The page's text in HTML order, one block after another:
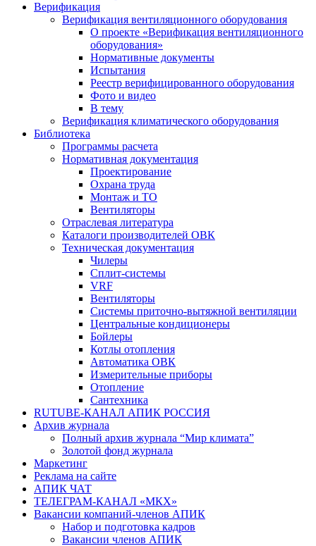
Верификация
Верификация вентиляционного оборудования
О проекте «Верификация вентиляционного
оборудования»
Нормативные документы
Испытания
Реестр верифицированного оборудования
Фото и видео
В тему
Верификация климатического оборудования
Библиотека
Программы расчета
Нормативная документация
Проектирование
Охрана труда
Монтаж и ТО
Вентиляторы
Отраслевая литература
Каталоги производителей ОВК
Техническая документация
Чилеры
Сплит-системы
VRF
Вентиляторы
Системы приточно-вытяжной вентиляции
Центральные кондиционеры
Бойлеры
Котлы отопления
Автоматика ОВК
Измерительные приборы
Отопление
Сантехника
RUTUBE-КАНАЛ АПИК РОССИЯ
Архив журнала
Полный архив журнала “Мир климата”
Золотой фонд журнала
Маркетинг
Реклама на сайте
АПИК ЧАТ
ТЕЛЕГРАМ-КАНАЛ «МКХ»
Вакансии компаний-членов АПИК
Набор и подготовка кадров
Вакансии членов АПИК